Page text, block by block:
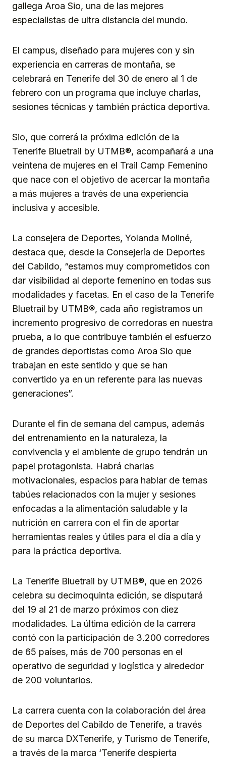
gallega Aroa Sio, una de las mejores
especialistas de ultra distancia del mundo.
El campus, diseñado para mujeres con y sin
experiencia en carreras de montaña, se
celebrará en Tenerife del 30 de enero al 1 de
febrero con un programa que incluye charlas,
sesiones técnicas y también práctica deportiva.
Sio, que correrá la próxima edición de la
Tenerife Bluetrail by UTMB®, acompañará a una
veintena de mujeres en el Trail Camp Femenino
que nace con el objetivo de acercar la montaña
a más mujeres a través de una experiencia
inclusiva y accesible.
La consejera de Deportes, Yolanda Moliné,
destaca que, desde la Consejería de Deportes
del Cabildo, “estamos muy comprometidos con
dar visibilidad al deporte femenino en todas sus
modalidades y facetas. En el caso de la Tenerife
Bluetrail by UTMB®, cada año registramos un
incremento progresivo de corredoras en nuestra
prueba, a lo que contribuye también el esfuerzo
de grandes deportistas como Aroa Sio que
trabajan en este sentido y que se han
convertido ya en un referente para las nuevas
generaciones”.
Durante el fin de semana del campus, además
del entrenamiento en la naturaleza, la
convivencia y el ambiente de grupo tendrán un
papel protagonista. Habrá charlas
motivacionales, espacios para hablar de temas
tabúes relacionados con la mujer y sesiones
enfocadas a la alimentación saludable y la
nutrición en carrera con el fin de aportar
herramientas reales y útiles para el día a día y
para la práctica deportiva.
La Tenerife Bluetrail by UTMB®, que en 2026
celebra su decimoquinta edición, se disputará
del 19 al 21 de marzo próximos con diez
modalidades. La última edición de la carrera
contó con la participación de 3.200 corredores
de 65 países, más de 700 personas en el
operativo de seguridad y logística y alrededor
de 200 voluntarios.
La carrera cuenta con la colaboración del área
de Deportes del Cabildo de Tenerife, a través
de su marca DXTenerife, y Turismo de Tenerife,
a través de la marca ‘Tenerife despierta